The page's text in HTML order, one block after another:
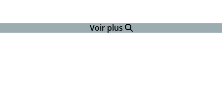
Voir plus